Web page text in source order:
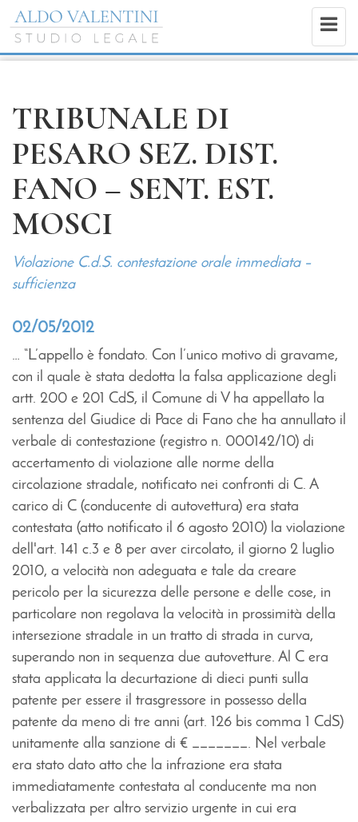
TRIBUNALE DI
PESARO SEZ. DIST.
FANO – SENT. EST.
MOSCI
Violazione C.d.S. contestazione orale immediata –
sufficienza
02/05/2012
… “L’appello è fondato. Con l’unico motivo di gravame,
con il quale è stata dedotta la falsa applicazione degli
artt. 200 e 201 CdS, il Comune di V ha appellato la
sentenza del Giudice di Pace di Fano che ha annullato il
verbale di contestazione (registro n. 000142/10) di
accertamento di violazione alle norme della
circolazione stradale, notificato nei confronti di C. A
carico di C (conducente di autovettura) era stata
contestata (atto notificato il 6 agosto 2010) la violazione
dell'art. 141 c.3 e 8 per aver circolato, il giorno 2 luglio
2010, a velocità non adeguata e tale da creare
pericolo per la sicurezza delle persone e delle cose, in
particolare non regolava la velocità in prossimità della
intersezione stradale in un tratto di strada in curva,
superando non in sequenza due autovetture. Al C era
stata applicata la decurtazione di dieci punti sulla
patente per essere il trasgressore in possesso della
patente da meno di tre anni (art. 126 bis comma 1 CdS)
unitamente alla sanzione di € _______. Nel verbale
era stato dato atto che la infrazione era stata
immediatamente contestata al conducente ma non
verbalizzata per altro servizio urgente in cui era